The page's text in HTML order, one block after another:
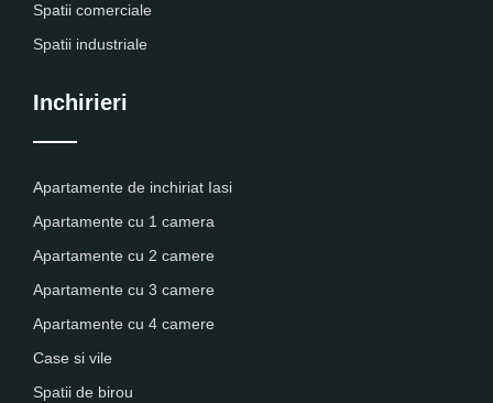
Spatii comerciale
Spatii industriale
Inchirieri
Apartamente de inchiriat Iasi
Apartamente cu 1 camera
Apartamente cu 2 camere
Apartamente cu 3 camere
Apartamente cu 4 camere
Case si vile
Spatii de birou